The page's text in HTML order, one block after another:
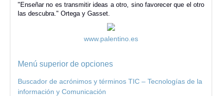
"Enseñar no es transmitir ideas a otro, sino favorecer que el otro
las descubra." Ortega y Gasset.
www.palentino.es
Menú superior de opciones
Buscador de acrónimos y términos TIC – Tecnologías de la
información y Comunicación